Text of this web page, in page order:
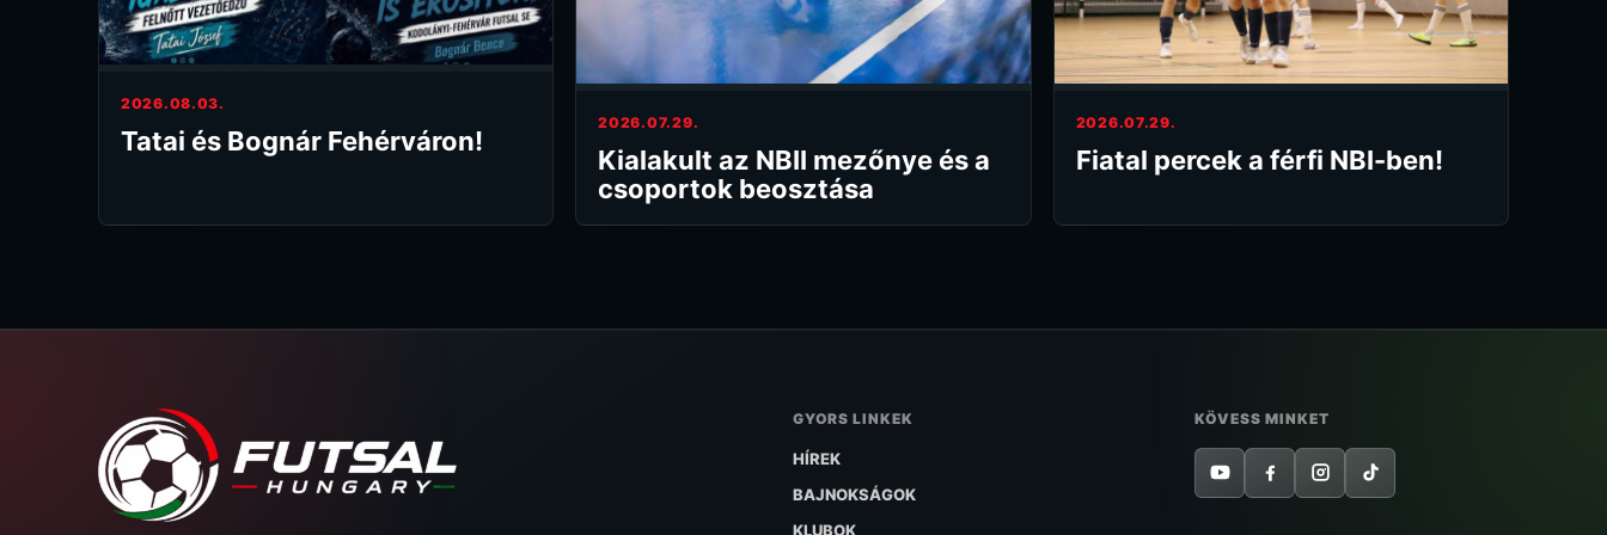
2026.08.03.
Tatai és Bognár Fehérváron!
2026.07.29.
Kialakult az NBII mezőnye és a
csoportok beosztása
2026.07.29.
Fiatal percek a férfi NBI-ben!
GYORS LINKEK
HÍREK
BAJNOKSÁGOK
KLUBOK
KÖVESS MINKET